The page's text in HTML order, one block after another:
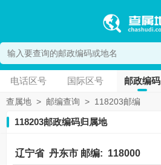
电话区号 国际区号 邮政编码
查属地 > 邮编查询 > 118203邮编
118203邮政编码归属地
辽宁省 丹东市 邮编: 118000